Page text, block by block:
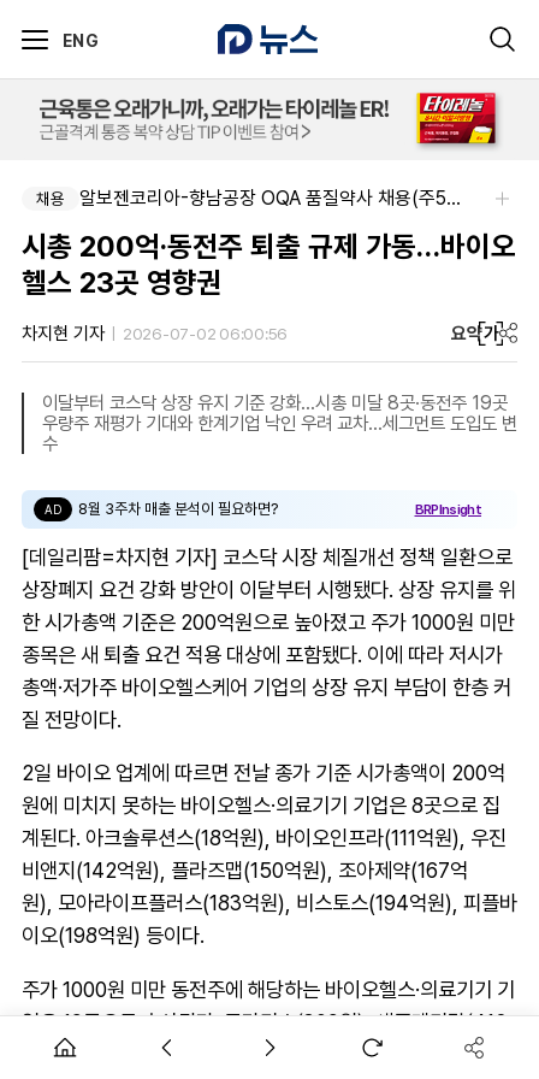
ENG
채용 알보젠코리아-향남공장 OQA 품질약사 채용(주5일/파트타임 가능)
시총 200억·동전주 퇴출 규제 가동…바이오
헬스 23곳 영향권
차지현 기자 2026-07-02 06:00:56 요약가
이달부터 코스닥 상장 유지 기준 강화…시총 미달 8곳·동전주 19곳
우량주 재평가 기대와 한계기업 낙인 우려 교차…세그먼트 도입도 변
수
AD 8월 3주차 매출 분석이 필요하면? BRPInsight
[데일리팜=차지현 기자] 코스닥 시장 체질개선 정책 일환으로
상장폐지 요건 강화 방안이 이달부터 시행됐다. 상장 유지를 위
한 시가총액 기준은 200억원으로 높아졌고 주가 1000원 미만
종목은 새 퇴출 요건 적용 대상에 포함됐다. 이에 따라 저시가
총액·저가주 바이오헬스케어 기업의 상장 유지 부담이 한층 커
질 전망이다.
2일 바이오 업계에 따르면 전날 종가 기준 시가총액이 200억
원에 미치지 못하는 바이오헬스·의료기기 기업은 8곳으로 집
계된다. 아크솔루션스(18억원), 바이오인프라(111억원), 우진
비앤지(142억원), 플라즈맵(150억원), 조아제약(167억
원), 모아라이프플러스(183억원), 비스토스(194억원), 피플바
이오(198억원) 등이다.
주가 1000원 미만 동전주에 해당하는 바이오헬스·의료기기 기
업은 19곳으로 추산된다. 큐라티스(309원), 세종메디칼(412
원), 모아라이프플러스(434원), 조아제약(540원), 샤페론